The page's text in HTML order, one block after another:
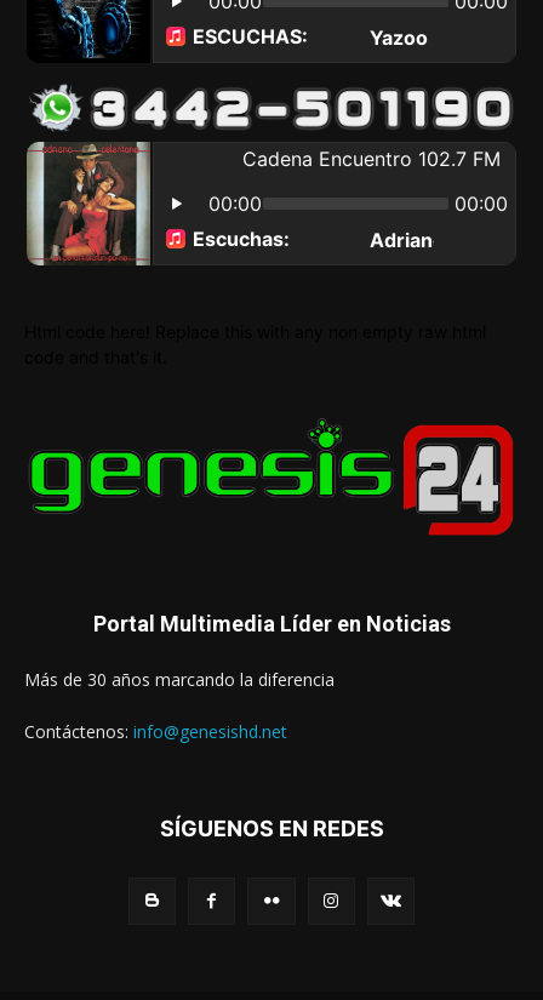
Portal Multimedia Líder en Noticias
Más de 30 años marcando la diferencia
Contáctenos: info@genesishd.net
SÍGUENOS EN REDES